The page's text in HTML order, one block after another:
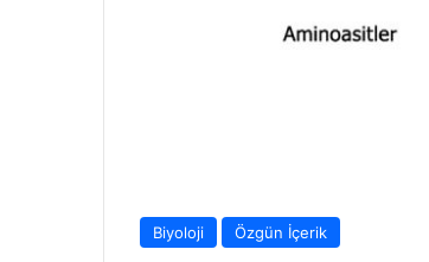
Biyoloji Özgün İçerik